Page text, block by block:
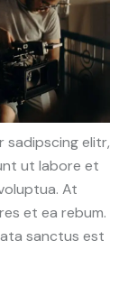
sadipscing elitr,
ut labore et
At
et ea rebum.
sanctus est